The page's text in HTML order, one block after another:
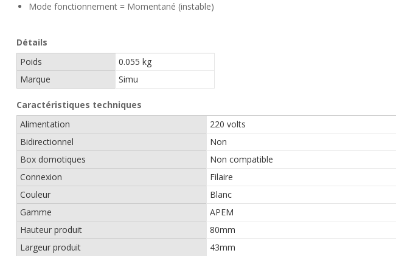
Mode fonctionnement = Momentané (instable)
Détails
Poids
0.055 kg
Marque
Simu
Caractéristiques techniques
Alimentation
220 volts
Bidirectionnel
Non
Box domotiques
Non compatible
Connexion
Filaire
Couleur
Blanc
Gamme
APEM
Hauteur produit
80mm
Largeur produit
43mm